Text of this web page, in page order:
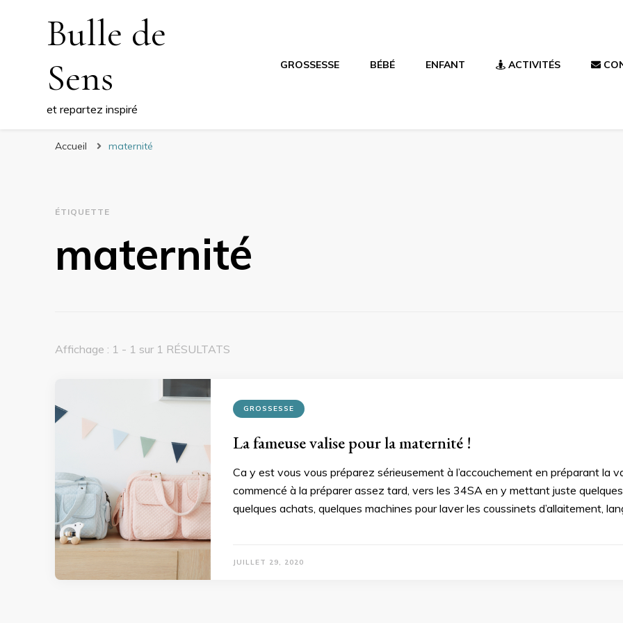
Bulle de
Sens
et repartez inspiré
GROSSESSE BÉBÉ ENFANT ACTIVITÉS
Accueil maternité
ÉTIQUETTE
maternité
Affichage : 1 - 1 sur 1 RÉSULTATS
GROSSESSE
La fameuse valise pour la maternité !
Ca y est vous vous préparez sérieusement à l’accouchement en préparant la
commencé à la préparer assez tard, vers les 34SA en y mettant juste
quelques achats, quelques machines pour laver les coussinets d’allaitement,
JUILLET 29, 2020